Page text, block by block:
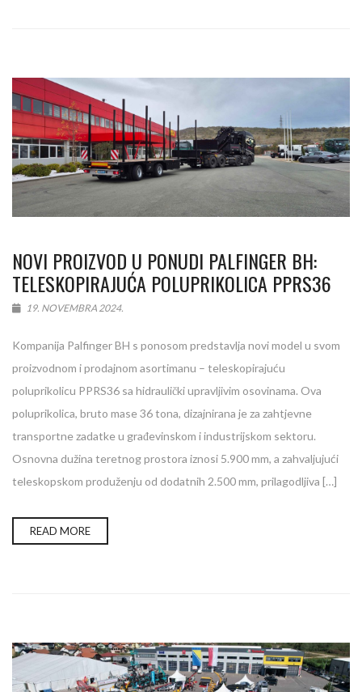
NOVI PROIZVOD U PONUDI PALFINGER BH:
TELESKOPIRAJUĆA POLUPRIKOLICA PPRS36
19. NOVEMBRA 2024.
Kompanija Palfinger BH s ponosom predstavlja novi model u svom
proizvodnom i prodajnom asortimanu – teleskopirajuću
poluprikolicu PPRS36 sa hidraulički upravljivim osovinama. Ova
poluprikolica, bruto mase 36 tona, dizajnirana je za zahtjevne
transportne zadatke u građevinskom i industrijskom sektoru.
Osnovna dužina teretnog prostora iznosi 5.900 mm, a zahvaljujući
teleskopskom produženju od dodatnih 2.500 mm, prilagodljiva […]
READ MORE